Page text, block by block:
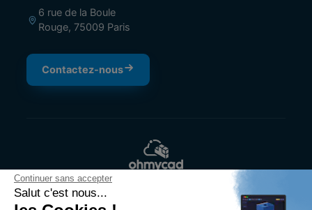
Continuer sans accepter
Salut c'est nous...
6 rue de la Boule
Rouge, 75009 Paris
Contactez-nous
L'expertise Dassault Systèmes, sans